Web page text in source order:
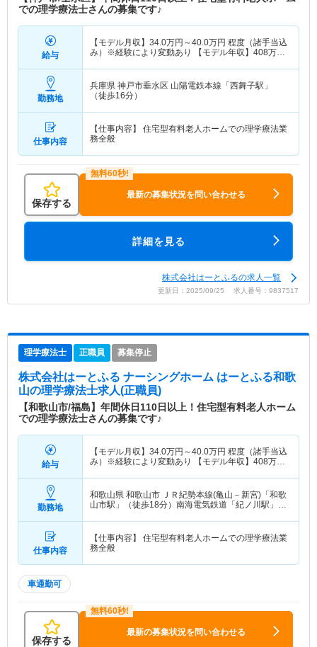
での理学療法士さんの募集です♪
給与
【モデル月収】 34.0万円～40.0万円 程度（諸手当込
み）※経験により変動あり 【モデル年収】 408万円
勤務地
兵庫県 神戸市垂水区 山陽電鉄本線「西舞子駅」
（徒歩16分）
仕事内容
【仕事内容】 住宅型有料老人ホームでの理学療法業
務全般
保存する
最新の募集状況を問い合わせる
詳細を見る
株式会社はーとふるの求人一覧
更新日：2025/09/25 求人番号：9837517
理学療法士 正職員 募集停止
株式会社はーとふる ナーシングホーム はーとふる和歌
山の理学療法士求人(正職員)
【和歌山市/福島】年間休日110日以上！住宅型有料老人ホーム
での理学療法士さんの募集です♪
給与
【モデル月収】 34.0万円～40.0万円 程度（諸手当込
み）※経験により変動あり 【モデル年収】 408万円
勤務地
和歌山県 和歌山市
ＪＲ紀勢本線(亀山－新宮)「和歌
山市駅」（徒歩18分）南海電気鉄道「紀ノ川駅」
仕事内容
【仕事内容】 住宅型有料老人ホームでの理学療法業
務全般
車通勤可
保存する
最新の募集状況を問い合わせる